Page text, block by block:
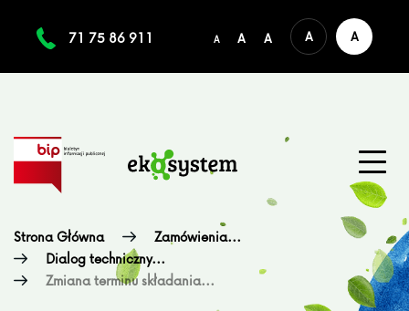
71 75 86 911 A A A A A
Strona Główna
Zamówienia...
Dialog techniczny...
Zmiana terminu składania...